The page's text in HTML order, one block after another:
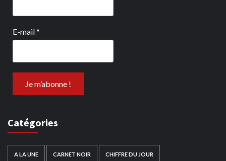
E-mail*
Catégories
A LA UNE CARNET NOIR CHIFFRE DU JOUR